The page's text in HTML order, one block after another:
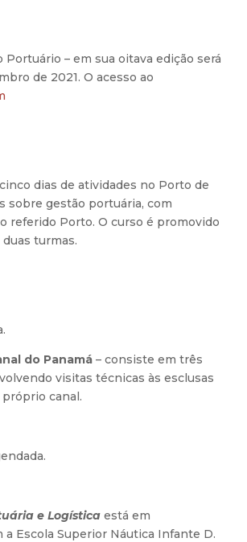
– em sua oitava edição será
de 2021. O acesso ao
dias de atividades no Porto de
sobre gestão portuária, com
referido Porto. O curso é promovido
turmas.
do Panamá – consiste em três
visitas técnicas às esclusas
canal.
e Logística está em
Escola Superior Náutica Infante D.